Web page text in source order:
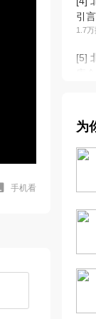
手机看
引
1.7万
[5]
库
[7]
库
[8]
库
[9]
1.6
为